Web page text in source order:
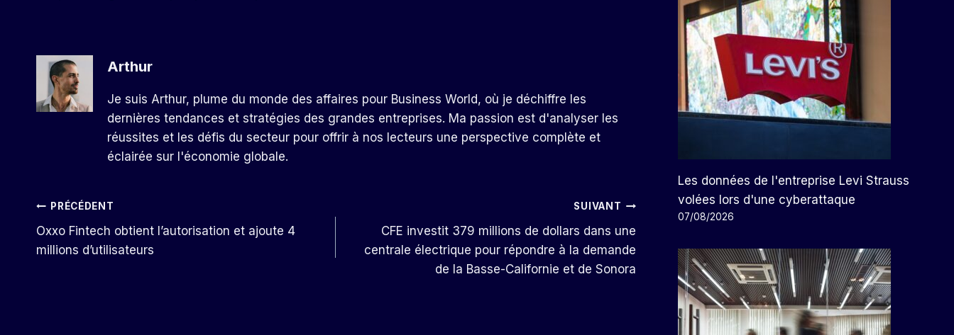
Arthur
Je suis Arthur, plume du monde des affaires pour Business World, où je déchiffre les
dernières tendances et stratégies des grandes entreprises. Ma passion est d'analyser les
réussites et les défis du secteur pour offrir à nos lecteurs une perspective complète et
éclairée sur l'économie globale.
Navigation
De
PRÉCÉDENT
Oxxo Fintech obtient l’autorisation et ajoute 4
millions d’utilisateurs
SUIVANT
CFE investit 379 millions de dollars dans une
centrale électrique pour répondre à la demande
de la Basse-Californie et de Sonora
Les données de l'entreprise Levi Strauss
volées lors d'une cyberattaque
07/08/2026